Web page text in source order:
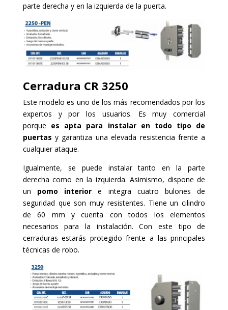
parte derecha y en la izquierda de la puerta.
Cerradura CR 3250
Este modelo es uno de los más recomendados por los
expertos y por los usuarios. Es muy comercial
porque es apta para instalar en todo tipo de
puertas y garantiza una elevada resistencia frente a
cualquier ataque.
Igualmente, se puede instalar tanto en la parte
derecha como en la izquierda. Asimismo, dispone de
un pomo interior e integra cuatro bulones de
seguridad que son muy resistentes. Tiene un cilindro
de 60 mm y cuenta con todos los elementos
necesarios para la instalación. Con este tipo de
cerraduras estarás protegido frente a las principales
técnicas de robo.